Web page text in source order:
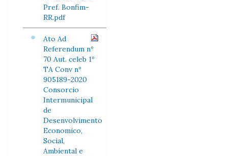
Pref. Bonfim-
RR.pdf
Ato Ad
Referendum nº
70 Aut. celeb 1º
TA Conv nº
905189-2020
Consorcio
Intermunicipal
de
Desenvolvimento
Economico,
Social,
Ambiental e